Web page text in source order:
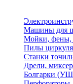
Машины для
Мойки, фены,
Пилы
Станки
Дрели,
Болгарки